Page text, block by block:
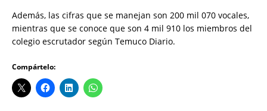
Además, las cifras que se manejan son 200 mil 070 vocales,
mientras que se conoce que son 4 mil 910 los miembros del
colegio escrutador según Temuco Diario.
Compártelo: